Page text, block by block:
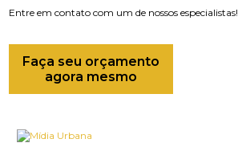
Entre em contato com um de nossos especialistas!
Faça seu orçamento
agora mesmo